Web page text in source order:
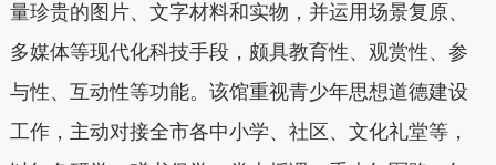
量珍贵的图片、文字材料和实物，并运用场景复原、
多媒体等现代化科技手段，颇具教育性、观赏性、参
与性、互动性等功能。该馆重视青少年思想道德建设
工作，主动对接全市各中小学、社区、文化礼堂等，